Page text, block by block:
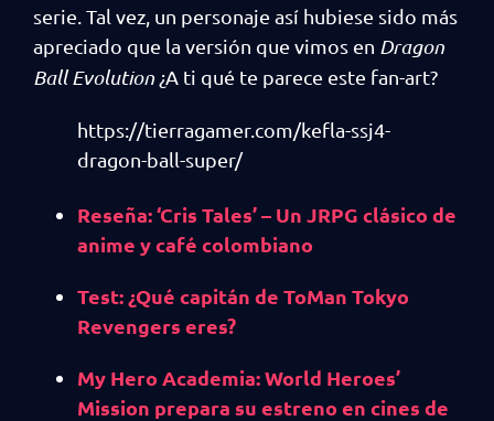
serie. Tal vez, un personaje así hubiese sido más
apreciado que la versión que vimos en Dragon
Ball Evolution ¿A ti qué te parece este fan-art?
https://tierragamer.com/kefla-ssj4-
dragon-ball-super/
Reseña: ‘Cris Tales’ – Un JRPG clásico de
anime y café colombiano
Test: ¿Qué capitán de ToMan Tokyo
Revengers eres?
My Hero Academia: World Heroes’
Mission prepara su estreno en cines de